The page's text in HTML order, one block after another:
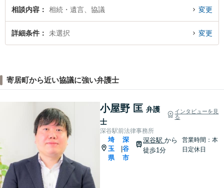
相談内容 相続・遺言、協議 変更
詳細条件 未選択 変更
寄居町から近い協議に強い弁護士
小屋野 匡 弁護
士
インタビューを見
る
深谷駅前法律事務所
埼
玉
県
深
谷
市
深谷駅から
徒歩1分
営業時間：本
日定休日